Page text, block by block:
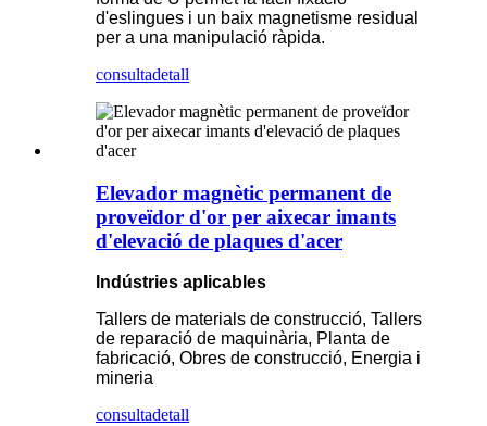
d'eslingues i un baix magnetisme residual
per a una manipulació ràpida.
consultadetall
Elevador magnètic permanent de
proveïdor d'or per aixecar imants
d'elevació de plaques d'acer
Indústries aplicables
Tallers de materials de construcció, Tallers
de reparació de maquinària, Planta de
fabricació, Obres de construcció, Energia i
mineria
consultadetall